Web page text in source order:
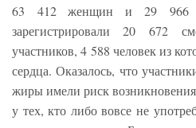
63 412 женщин и 29 966
зарегистрировали 20 672
участников, 4 588 человек из
сердца. Оказалось, что
жиры имели риск
у тех, кто либо вовсе не